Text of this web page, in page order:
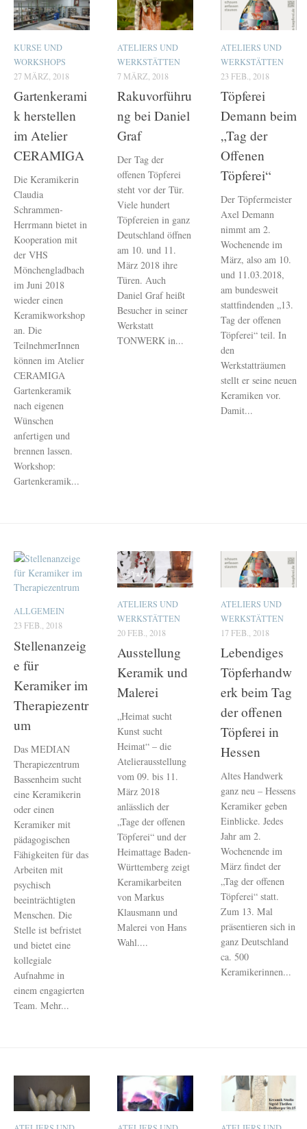
KURSE UND
WORKSHOPS
27 MÄRZ, 2018
Gartenkerami
k herstellen
im Atelier
CERAMIGA
Die Keramikerin
Claudia
Schrammen-
Herrmann bietet in
Kooperation mit
der VHS
Mönchengladbach
im Juni 2018
wieder einen
Keramikworkshop
an. Die
TeilnehmerInnen
können im Atelier
CERAMIGA
Gartenkeramik
nach eigenen
Wünschen
anfertigen und
brennen lassen.
Workshop:
Gartenkeramik...
ATELIERS UND
WERKSTÄTTEN
7 MÄRZ, 2018
Rakuvorführu
ng bei Daniel
Graf
Der Tag der
offenen Töpferei
steht vor der Tür.
Viele hundert
Töpfereien in ganz
Deutschland öffnen
am 10. und 11.
März 2018 ihre
Türen. Auch
Daniel Graf heißt
Besucher in seiner
Werkstatt
TONWERK in...
ATELIERS UND
WERKSTÄTTEN
23 FEB., 2018
Töpferei
Demann beim
„Tag der
Offenen
Töpferei“
Der Töpfermeister
Axel Demann
nimmt am 2.
Wochenende im
März, also am 10.
und 11.03.2018,
am bundesweit
stattfindenden „13.
Tag der offenen
Töpferei“ teil. In
den
Werkstatträumen
stellt er seine neuen
Keramiken vor.
Damit...
ALLGEMEIN
23 FEB., 2018
Stellenanzeig
e für
Keramiker im
Therapiezentr
um
Das MEDIAN
Therapiezentrum
Bassenheim sucht
eine Keramikerin
oder einen
Keramiker mit
pädagogischen
Fähigkeiten für das
Arbeiten mit
psychisch
beeinträchtigten
Menschen. Die
Stelle ist befristet
und bietet eine
kollegiale
Aufnahme in
einem engagierten
Team. Mehr...
ATELIERS UND
WERKSTÄTTEN
20 FEB., 2018
Ausstellung
Keramik und
Malerei
„Heimat sucht
Kunst sucht
Heimat“ – die
Atelierausstellung
vom 09. bis 11.
März 2018
anlässlich der
„Tage der offenen
Töpferei“ und der
Heimattage Baden-
Württemberg zeigt
Keramikarbeiten
von Markus
Klausmann und
Malerei von Hans
Wahl....
ATELIERS UND
WERKSTÄTTEN
17 FEB., 2018
Lebendiges
Töpferhandw
erk beim Tag
der offenen
Töpferei in
Hessen
Altes Handwerk
ganz neu – Hessens
Keramiker geben
Einblicke. Jedes
Jahr am 2.
Wochenende im
März findet der
„Tag der offenen
Töpferei“ statt.
Zum 13. Mal
präsentieren sich in
ganz Deutschland
ca. 500
Keramikerinnen...